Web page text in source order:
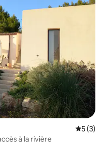
5 (3)
à la rivière